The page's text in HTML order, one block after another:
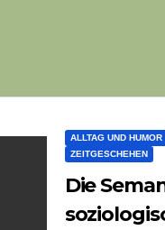
ALLTAG UND HUMOR
ZEITGESCHEHEN
Die